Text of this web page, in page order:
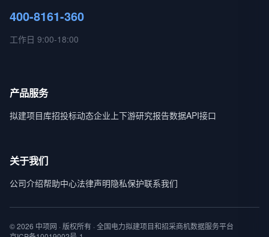
400-8161-360
工作日 9:00-18:00
产品服务
拟建项目库招投标动态企业上下游研究报告数据API接口
关于我们
公司介绍帮助中心法律声明隐私保护联系我们
© 2026 中项网 · 版权所有 · 全国电力拟建项目和招采商机数据服务平台